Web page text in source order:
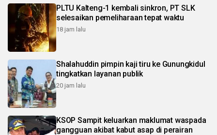
PLTU Kalteng-1 kembali sinkron, PT SLK
selesaikan pemeliharaan tepat waktu
18 jam lalu
Shalahuddin pimpin kaji tiru ke Gunungkidul
tingkatkan layanan publik
20 jam lalu
KSOP Sampit keluarkan maklumat waspada
gangguan akibat kabut asap di perairan